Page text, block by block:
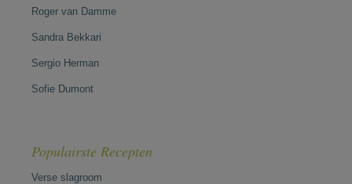
Roger van Damme
Sandra Bekkari
Sergio Herman
Sofie Dumont
Populairste Recepten
Verse slagroom